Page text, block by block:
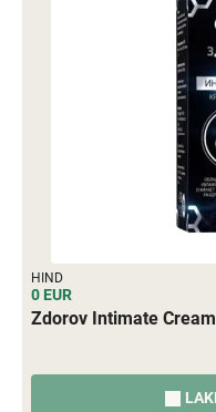
HIND
0 EUR
Zdorov Intimate Cream